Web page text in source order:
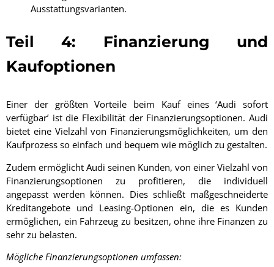
Ausstattungsvarianten.
Teil 4: Finanzierung und
Kaufoptionen
Einer der größten Vorteile beim Kauf eines ‘Audi sofort
verfügbar’ ist die Flexibilität der Finanzierungsoptionen. Audi
bietet eine Vielzahl von Finanzierungsmöglichkeiten, um den
Kaufprozess so einfach und bequem wie möglich zu gestalten.
Zudem ermöglicht Audi seinen Kunden, von einer Vielzahl von
Finanzierungsoptionen zu profitieren, die individuell
angepasst werden können. Dies schließt maßgeschneiderte
Kreditangebote und Leasing-Optionen ein, die es Kunden
ermöglichen, ein Fahrzeug zu besitzen, ohne ihre Finanzen zu
sehr zu belasten.
Mögliche Finanzierungsoptionen umfassen: